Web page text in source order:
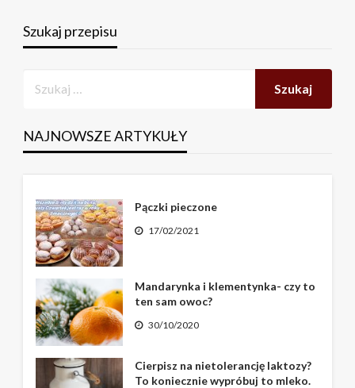
Szukaj przepisu
NAJNOWSZE ARTYKUŁY
Pączki pieczone
17/02/2021
Mandarynka i klementynka- czy to
ten sam owoc?
30/10/2020
Cierpisz na nietolerancję laktozy?
To koniecznie wypróbuj to mleko.